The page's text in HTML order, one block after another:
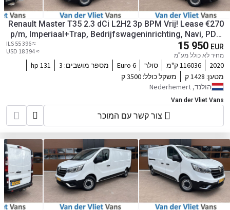
Renault Master T35 2.3 dCi L2H2 3p BPM Vrij! Lease €270
p/m, Imperiaal+Trap, Bedrijfswageninrichting, Navi, PDC,
Airco, Trekhaak, Cruise controle, Onderhoudshistorie
aanwezig
15 950 EUR
מחיר לא כולל מע"מ
≈ 55 396 ILS
≈ 18 394 USD
2020 116036 ק"מ סולר Euro 6 מספר מושבים: 3
131 hp
מטען: 1428 ק משקל כולל: 3500 ק
הולנד, Nederhemert
Van der Vliet Vans
צור קשר עם המוכר